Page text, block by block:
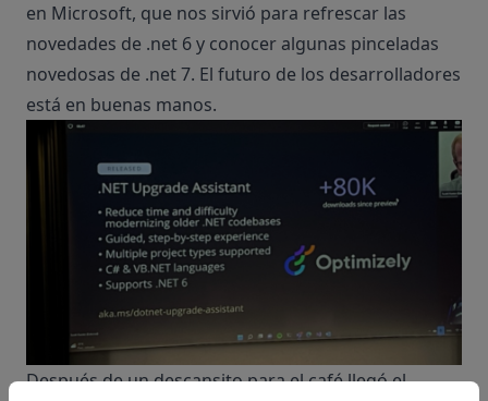
en Microsoft, que nos sirvió para refrescar las
novedades de .net 6 y conocer algunas pinceladas
novedosas de .net 7. El futuro de los desarrolladores
está en buenas manos.
Después de un descansito para el café llegó el